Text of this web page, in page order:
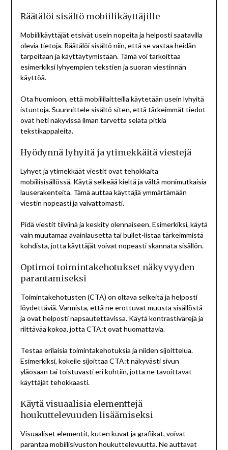
Räätälöi sisältö mobiilikäyttäjille
Mobiilikäyttäjät etsivät usein nopeita ja helposti saatavilla
olevia tietoja. Räätälöi sisältö niin, että se vastaa heidän
tarpeitaan ja käyttäytymistään. Tämä voi tarkoittaa
esimerkiksi lyhyempien tekstien ja suoran viestinnän
käyttöä.
Ota huomioon, että mobiililaitteilla käytetään usein lyhyitä
istuntoja. Suunnittele sisältö siten, että tärkeimmät tiedot
ovat heti näkyvissä ilman tarvetta selata pitkiä
tekstikappaleita.
Hyödynnä lyhyitä ja ytimekkäitä viestejä
Lyhyet ja ytimekkäät viestit ovat tehokkaita
mobiilisisällössä. Käytä selkeää kieltä ja vältä monimutkaisia
lauserakenteita. Tämä auttaa käyttäjiä ymmärtämään
viestin nopeasti ja vaivattomasti.
Pidä viestit tiiviinä ja keskity olennaiseen. Esimerkiksi, käytä
vain muutamaa avainlausetta tai bullet-listaa tärkeimmistä
kohdista, jotta käyttäjät voivat nopeasti skannata sisällön.
Optimoi toimintakehotukset näkyvyyden
parantamiseksi
Toimintakehotusten (CTA) on oltava selkeitä ja helposti
löydettäviä. Varmista, että ne erottuvat muusta sisällöstä
ja ovat helposti napsautettavissa. Käytä kontrastivärejä ja
riittävää kokoa, jotta CTA:t ovat huomattavia.
Testaa erilaisia toimintakehotuksia ja niiden sijoittelua.
Esimerkiksi, kokeile sijoittaa CTA:t näkyvästi sivun
yläosaan tai toistuvasti eri kohtiin, jotta ne tavoittavat
käyttäjät tehokkaasti.
Käytä visuaalisia elementtejä
houkuttelevuuden lisäämiseksi
Visuaaliset elementit, kuten kuvat ja grafiikat, voivat
parantaa mobiilisivuston houkuttelevuutta. Ne auttavat